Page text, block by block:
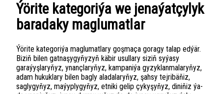
Ýörite kategoriýa we jenaýatçylyk
baradaky maglumatlar
Ýörite kategoriýa maglumatlary goşmaça goragy talap edýär.
Biziň bilen gatnaşygyňyzyň käbir usullary siziň syýasy
garaýyşlaryňyz, ynançlaryňyz, kampaniýa gyzyklanmalaryňyz,
adam hukuklary bilen bagly aladalaryňyz, şahsy tejribäňiz,
saglygyňyz, maýyplygyňyz, etniki gelip çykyşyňyz, diniňiz ýa-